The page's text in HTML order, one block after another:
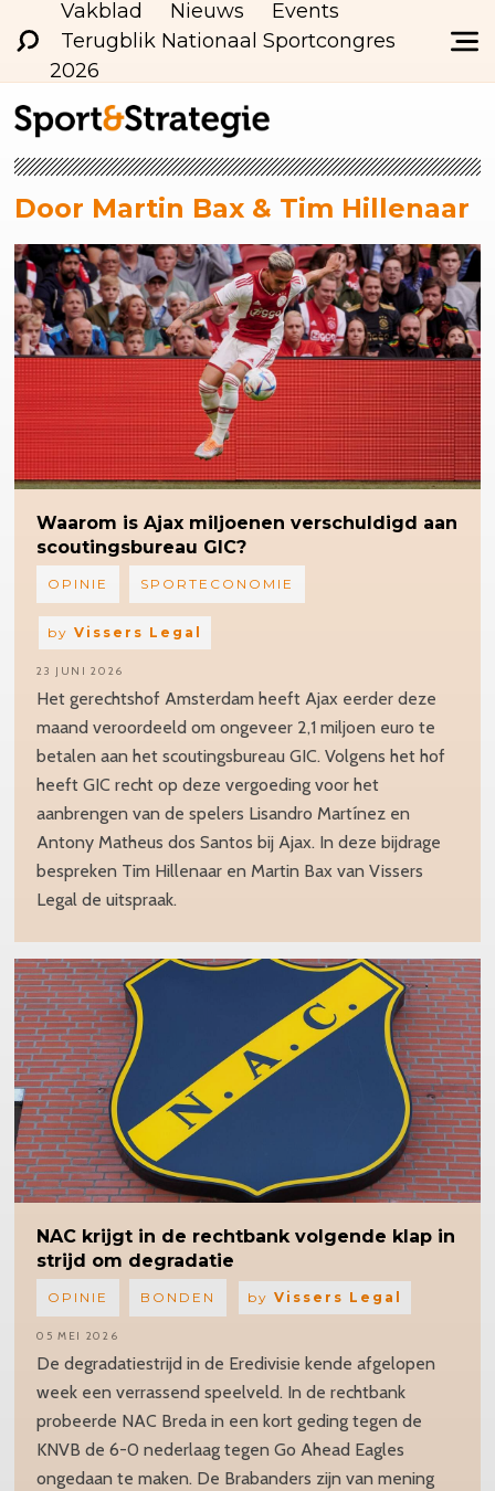
Vakblad Nieuws
Events
Terugblik Nationaal Sportcongres
2026
Door Martin Bax & Tim Hillenaar
Waarom is Ajax miljoenen verschuldigd aan
scoutingsbureau GIC?
Het gerechtshof Amsterdam heeft Ajax eerder deze
maand veroordeeld om ongeveer 2,1 miljoen euro te
betalen aan het scoutingsbureau GIC. Volgens het hof
heeft GIC recht op deze vergoeding voor het
aanbrengen van de spelers Lisandro Martínez en
Antony Matheus dos Santos bij Ajax. In deze bijdrage
bespreken Tim Hillenaar en Martin Bax van Vissers
Legal de uitspraak.
OPINIE SPORTECONOMIE
by Vissers Legal
23 JUNI 2026
NAC krijgt in de rechtbank volgende klap in
strijd om degradatie
De degradatiestrijd in de Eredivisie kende afgelopen
week een verrassend speelveld. In de rechtbank
probeerde NAC Breda in een kort geding tegen de
KNVB de 6-0 nederlaag tegen Go Ahead Eagles
ongedaan te maken. De Brabanders zijn van mening
OPINIE BONDEN by Vissers Legal
05 MEI 2026